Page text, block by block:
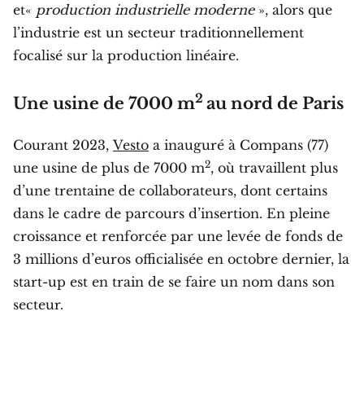
et« production industrielle moderne», alors que
l’industrie est un secteur traditionnellement
focalisé sur la production linéaire.
Une usine de 7000 m2 au nord de Paris
Courant 2023, Vesto a inauguré à Compans (77)
une usine de plus de 7000 m2, où travaillent plus
d’une trentaine de collaborateurs, dont certains
dans le cadre de parcours d’insertion. En pleine
croissance et renforcée par une levée de fonds de
3 millions d’euros officialisée en octobre dernier, la
start-up est en train de se faire un nom dans son
secteur.